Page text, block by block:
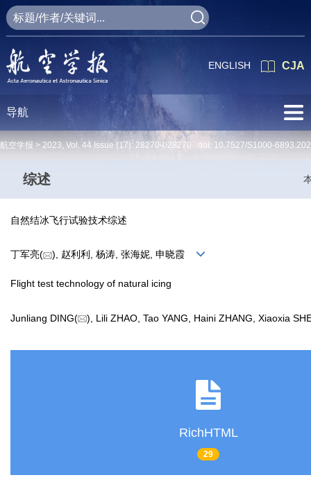
CJA
ENGLISH
导航
航空学报 > 2023, Vol. 44 Issue (17): 28270-028270 doi: 10.7527/S1000-
综述
自然结冰飞行试验技术综述
丁军亮( ), 赵利利, 杨涛, 张海妮, 申晓霞
Flight test technology of natural icing
Junliang DING( ), Lili ZHAO, Tao YANG, Haini ZHANG, Xiaoxia
RichHTML
29